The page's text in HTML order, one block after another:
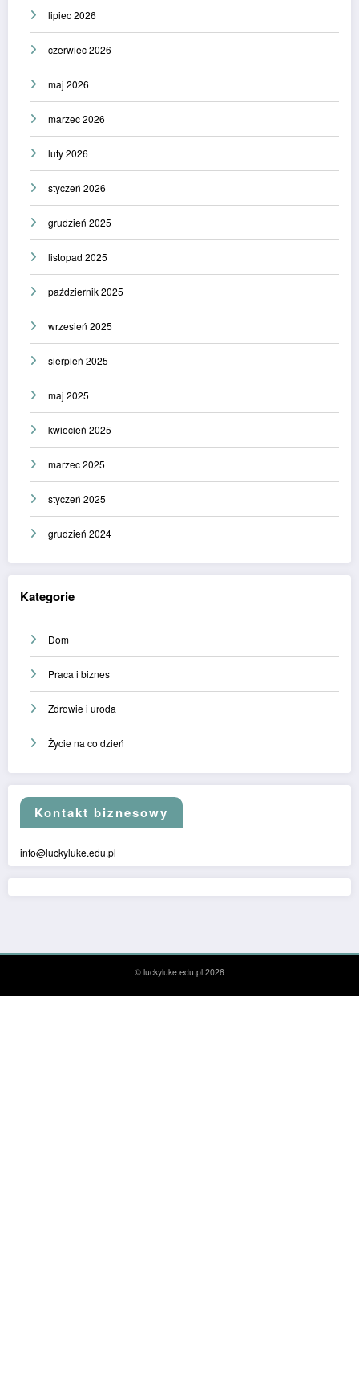
lipiec 2026
czerwiec 2026
maj 2026
marzec 2026
luty 2026
styczeń 2026
grudzień 2025
listopad 2025
październik 2025
wrzesień 2025
sierpień 2025
maj 2025
kwiecień 2025
marzec 2025
styczeń 2025
grudzień 2024
Kategorie
Dom
Praca i biznes
Zdrowie i uroda
Życie na co dzień
Kontakt biznesowy
info@luckyluke.edu.pl
© luckyluke.edu.pl 2026